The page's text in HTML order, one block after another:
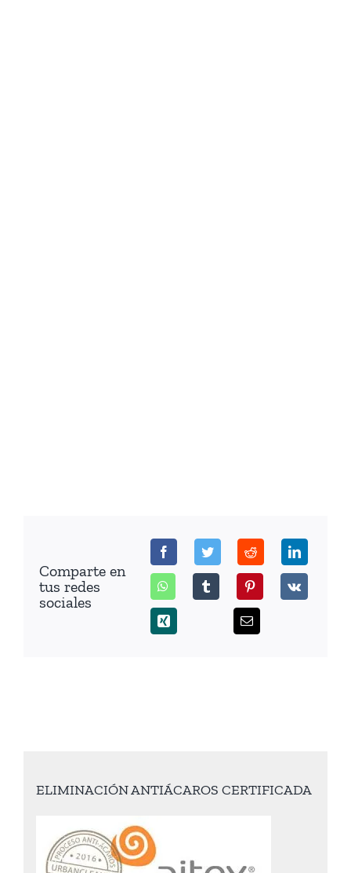
Comparte en
tus redes
sociales
ELIMINACIÓN ANTIÁCAROS CERTIFICADA